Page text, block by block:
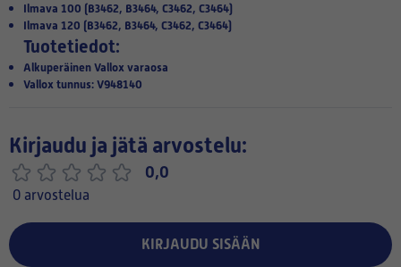
Ilmava 100 (B3462, B3464, C3462, C3464)
Ilmava 120 (B3462, B3464, C3462, C3464)
Tuotetiedot:
Alkuperäinen Vallox varaosa
Vallox tunnus: V948140
Kirjaudu ja jätä arvostelu:
0,0
0 arvostelua
KIRJAUDU SISÄÄN